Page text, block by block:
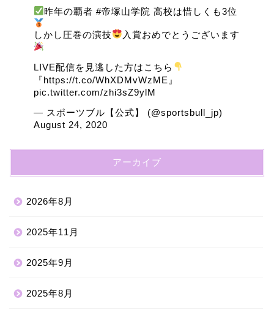
昨年の覇者#帝塚山学院 高校は惜しくも3位
しかし圧巻の演技 入賞おめでとうございます
LIVE配信を見逃した方はこちら
『https://t.co/WhXDMvWzME 』
pic.twitter.com/zhi3sZ9ylM
— スポーツブル【公式】 (@sportsbull_jp)
August 24, 2020
アーカイブ
2026年8月
2025年11月
2025年9月
2025年8月